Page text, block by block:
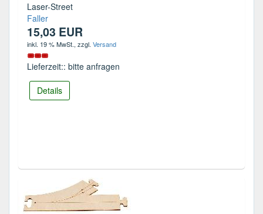
Laser-Street
Faller
15,03 EUR
inkl. 19 % MwSt., zzgl. Versand
Lieferzeit:: bitte anfragen
Details